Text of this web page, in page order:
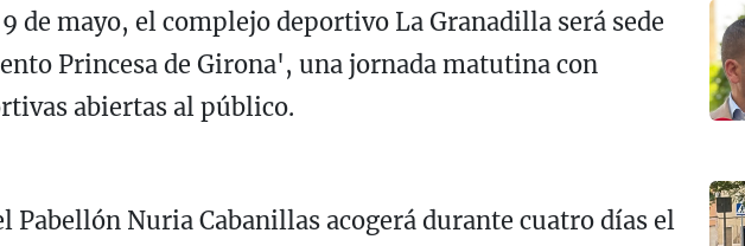
de mayo, el complejo deportivo La Granadilla será sede
Princesa de Girona', una jornada matutina con
abiertas al público.
Pabellón Nuria Cabanillas acogerá durante cuatro días el